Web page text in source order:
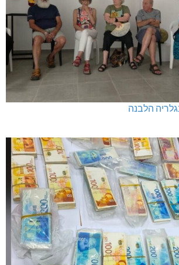
הלבנה